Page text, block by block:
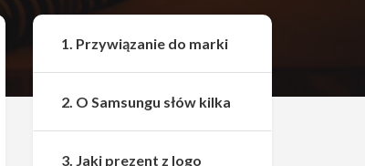
1. Przywiązanie do marki
2. O Samsungu słów kilka
3. Jaki prezent z logo